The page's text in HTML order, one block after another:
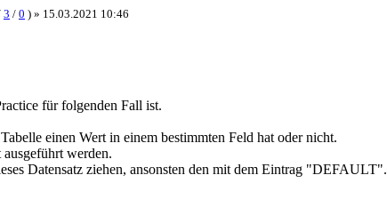
3 / 0 ) » 15.03.2021 10:46
für folgenden Fall ist.
einen Wert in einem bestimmten Feld hat oder nicht.
ausgeführt werden.
Datensatz ziehen, ansonsten den mit dem Eintrag "DEFAULT".